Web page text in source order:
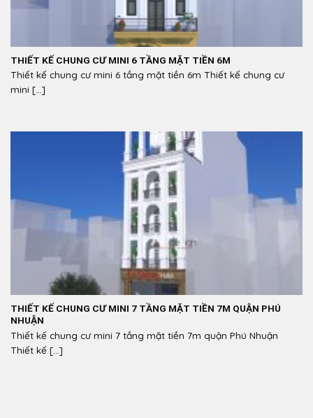
THIẾT KẾ CHUNG CƯ MINI 6 TẦNG MẶT TIỀN 6M
Thiết kế chung cư mini 6 tầng mặt tiền 6m Thiết kế chung cư
mini [...]
THIẾT KẾ CHUNG CƯ MINI 7 TẦNG MẶT TIỀN 7M QUẬN PHÚ
NHUẬN
Thiết kế chung cư mini 7 tầng mặt tiền 7m quận Phú Nhuận
Thiết kế [...]